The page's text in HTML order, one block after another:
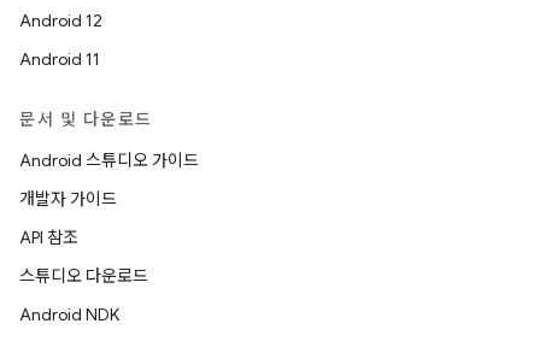
Android 12
Android 11
문서 및 다운로드
Android 스튜디오 가이드
개발자 가이드
API 참조
스튜디오 다운로드
Android NDK